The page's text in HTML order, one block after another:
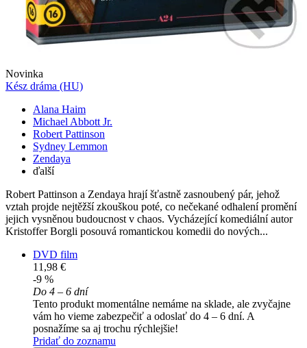
Novinka
Kész dráma (HU)
Alana Haim
Michael Abbott Jr.
Robert Pattinson
Sydney Lemmon
Zendaya
ďalší
Robert Pattinson a Zendaya hrají šťastně zasnoubený pár, jehož
vztah projde nejtěžší zkouškou poté, co nečekané odhalení promění
jejich vysněnou budoucnost v chaos. Vycházející komediální autor
Kristoffer Borgli posouvá romantickou komedii do nových...
DVD film
11,98 €
-9 %
Do 4 – 6 dní
Tento produkt momentálne nemáme na sklade, ale zvyčajne
vám ho vieme zabezpečiť a odoslať do 4 – 6 dní. A
posnažíme sa aj trochu rýchlejšie!
Pridať do zoznamu